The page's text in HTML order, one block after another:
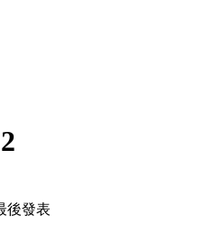
2
後發表